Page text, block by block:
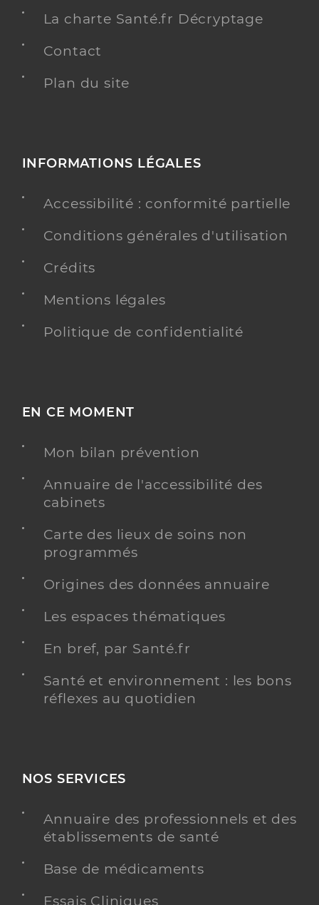
La charte Santé.fr Décryptage
Contact
Plan du site
INFORMATIONS LÉGALES
Accessibilité : conformité partielle
Conditions générales d'utilisation
Crédits
Mentions légales
Politique de confidentialité
EN CE MOMENT
Mon bilan prévention
Annuaire de l'accessibilité des
cabinets
Carte des lieux de soins non
programmés
Origines des données annuaire
Les espaces thématiques
En bref, par Santé.fr
Santé et environnement : les bons
réflexes au quotidien
NOS SERVICES
Annuaire des professionnels et des
établissements de santé
Base de médicaments
Essais Cliniques